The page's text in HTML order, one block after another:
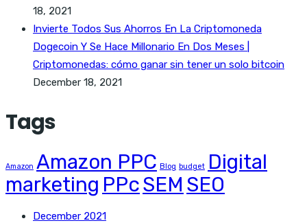
18, 2021
Invierte Todos Sus Ahorros En La Criptomoneda
Dogecoin Y Se Hace Millonario En Dos Meses |
Criptomonedas: cómo ganar sin tener un solo bitcoin
December 18, 2021
Tags
Amazon Amazon PPC Blog budget Digital
marketing PPcSEM SEO
December 2021